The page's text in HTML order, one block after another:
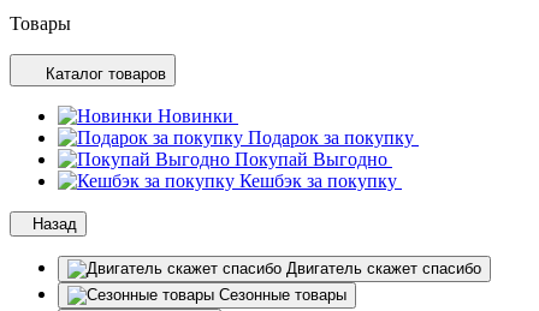
Товары
Каталог товаров
Новинки
Подарок за покупку
Покупай Выгодно
Кешбэк за покупку
Назад
Двигатель скажет спасибо
Сезонные товары